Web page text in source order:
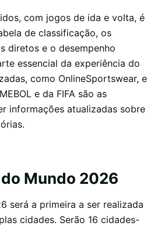
com jogos de ida e volta, é
de classificação, os
diretos e o desempenho
essencial da experiência do
como OnlineSportswear, e
e da FIFA são as
informações atualizadas sobre
Mundo 2026
será a primeira a ser realizada
cidades. Serão 16 cidades-